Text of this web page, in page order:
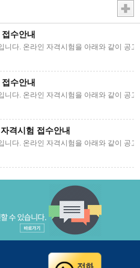
수안내
수안내
격시험 접수안내